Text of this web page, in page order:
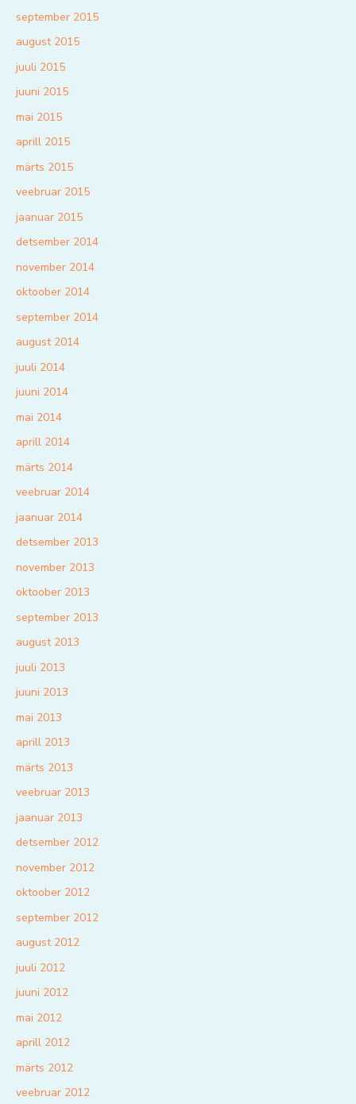
september 2015
august 2015
juuli 2015
juuni 2015
mai 2015
aprill 2015
märts 2015
veebruar 2015
jaanuar 2015
detsember 2014
november 2014
oktoober 2014
september 2014
august 2014
juuli 2014
juuni 2014
mai 2014
aprill 2014
märts 2014
veebruar 2014
jaanuar 2014
detsember 2013
november 2013
oktoober 2013
september 2013
august 2013
juuli 2013
juuni 2013
mai 2013
aprill 2013
märts 2013
veebruar 2013
jaanuar 2013
detsember 2012
november 2012
oktoober 2012
september 2012
august 2012
juuli 2012
juuni 2012
mai 2012
aprill 2012
märts 2012
veebruar 2012